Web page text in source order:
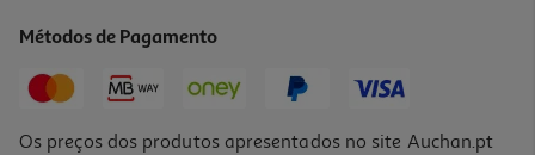
9,90 € PVP de editor
Métodos de Pagamento
Os preços dos produtos apresentados no site Auchan.pt